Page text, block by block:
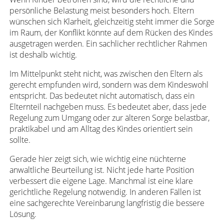
persönliche Belastung meist besonders hoch. Eltern
wünschen sich Klarheit, gleichzeitig steht immer die Sorge
im Raum, der Konflikt könnte auf dem Rücken des Kindes
ausgetragen werden. Ein sachlicher rechtlicher Rahmen
ist deshalb wichtig.
Im Mittelpunkt steht nicht, was zwischen den Eltern als
gerecht empfunden wird, sondern was dem Kindeswohl
entspricht. Das bedeutet nicht automatisch, dass ein
Elternteil nachgeben muss. Es bedeutet aber, dass jede
Regelung zum Umgang oder zur älteren Sorge belastbar,
praktikabel und am Alltag des Kindes orientiert sein
sollte.
Gerade hier zeigt sich, wie wichtig eine nüchterne
anwaltliche Beurteilung ist. Nicht jede harte Position
verbessert die eigene Lage. Manchmal ist eine klare
gerichtliche Regelung notwendig. In anderen Fällen ist
eine sachgerechte Vereinbarung langfristig die bessere
Lösung.